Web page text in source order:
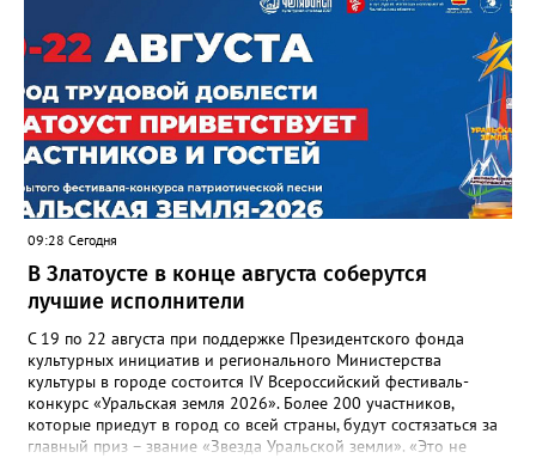
09:28 Сегодня
В Златоусте в конце августа соберутся
лучшие исполнители
С 19 по 22 августа при поддержке Президентского фонда
культурных инициатив и регионального Министерства
культуры в городе состоится IV Всероссийский фестиваль-
конкурс «Уральская земля 2026». Более 200 участников,
которые приедут в город со всей страны, будут состязаться за
главный приз – звание «Звезда Уральской земли». «Это не